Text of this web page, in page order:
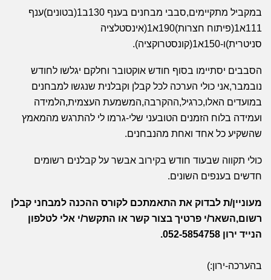
במקביל מתקיימים,סבבי מבחנים בענף 130ב1(בטונים)ענף
111א1(פיתוח חצרות)190א1(אינסטלציה
סניטרית)ו-150א1(קונסטרוקציה).
הסבבים יסתיימו בסוף חודש אוקטובר וחלקם יגלשו לחודש
נובמבר,אני כולי הערכה לכל קבלן וקבלנית שנגשו למבחנים
במועדים האלו,כרגיל,ההקרבה,המשמעת העצמית,הלמידה
ועמידה בלוח הזמנים הטובעני שלי-גרמו לי להתרגש מהמאמץ
שהשקיע כל אחד ואחת מהנבחנים.
כולי תקווה שבעוד חודש בקירוב אבשר על קבלנים רשומים
חדשים בענפים השונים.
מעוניין/ת לבדוק את התאמתכם לקורס ההכנה למבחני קבלן
רשום,השאר/י פרטיך בצור קשר או התקשר/י אלי לטלפון
הנייד ירון 052-5854758.
בהערכה-ירון:)